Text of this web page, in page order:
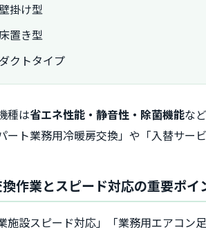
掛け型
置き型
ダクトタイプ
種は省エネ性能・静音性・除菌機能な
ート業務用冷暖房交換」や「入替サー
作業とスピード対応の重要ポイ
施設スピード対応」「業務用エアコン